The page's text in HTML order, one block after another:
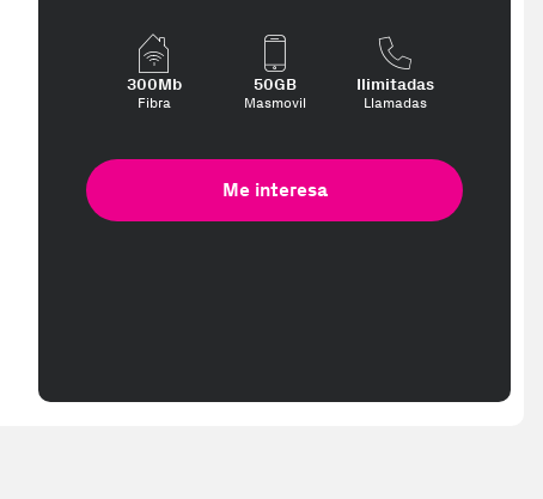
300Mb
Fibra
50GB
Masmovil
Ilimitadas
Llamadas
Me interesa